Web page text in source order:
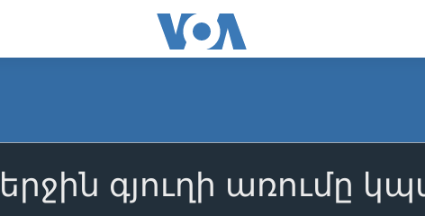
գյուղի առումը